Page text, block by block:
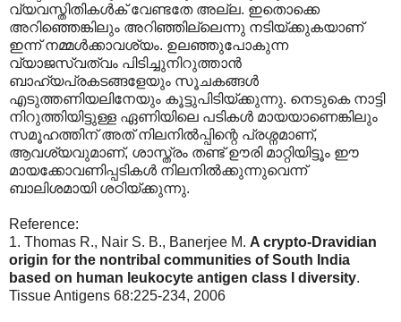
വ്യവസ്തിതികള്‍ക് വേണ്ടതേ അല്ല. ഇതൊക്കെ
അറിഞ്ഞെങ്കിലും അറിഞ്ഞില്ലെന്നു നടിയ്ക്കുകയാണ്
ഇന്ന് നമ്മള്‍ക്കാവശ്യം. ഉലഞ്ഞുപോകുന്ന
വ്യാജസ്വത്വം പിടിച്ചുനിറുത്താന്‍
ബാഹ്യപ്രകടങ്ങളേയും സൂചകങ്ങള്‍
എടുത്തണിയലിനേയും കൂട്ടുപിടിയ്ക്കുന്നു. നെടുകെ നാട്ടി
നിറുത്തിയിട്ടുള്ള ഏണിയിലെ പടികള്‍ മായയാണെങ്കിലും
സമൂഹത്തിന് അത് നിലനില്‍പ്പിന്റെ പ്രശ്നമാണ്,
ആവശ്യവുമാണ്, ശാസ്ത്രം തണ്ട് ഊരി മാറ്റിയിട്ടൂം ഈ
മായക്കോവണിപ്പടികള്‍ നിലനില്‍ക്കുന്നുവെന്ന്
ബാലിശമായി ശഠിയ്ക്കുന്നു.
Reference:
1. Thomas R., Nair S. B., Banerjee M. A crypto-Dravidian
origin for the nontribal communities of South India
based on human leukocyte antigen class I diversity.
Tissue Antigens 68:225-234, 2006